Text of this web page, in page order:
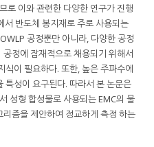
이와 관련한 다양한 연구가 진행
서 반도체 봉지재로 주로 사용되는
공정뿐만 아니라, 다양한 공정
정에 잠재적으로 채용되기 위해서
식이 필요하다. 또한, 높은 주파수에
특성이 요구된다. 따라서 본 논문은
성형 합성물로 사용되는 EMC의 물
즘을 제안하여 정교하게 측정 하는